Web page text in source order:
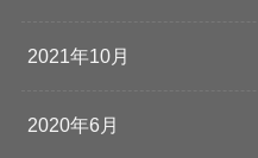
2021年10月
2020年6月